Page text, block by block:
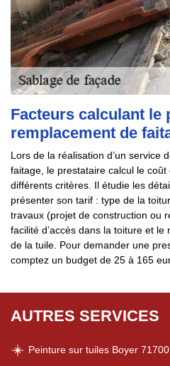
Facteurs calculant le
remplacement de
Lors de la réalisation d’un service
faitage, le prestataire calcul le
différents critères. Il étudie les
présenter son tarif : type de la
travaux (projet de construction ou
facilité d’accès dans la toiture et
de la tuile. Pour demander une
comptez un budget de 25 à 165
AUTRES SERVICES
Peinture sur tuiles Boyer 71700